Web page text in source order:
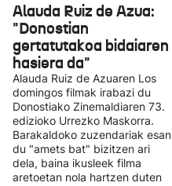
Alauda Ruiz de Azua:
"Donostian
gertatutakoa bidaiaren
hasiera da"
Alauda Ruiz de Azuaren Los
domingos filmak irabazi du
Donostiako Zinemaldiaren 73.
edizioko Urrezko Maskorra.
Barakaldoko zuzendariak esan
du "amets bat" bizitzen ari
dela, baina ikusleek filma
aretoetan nola hartzen duten